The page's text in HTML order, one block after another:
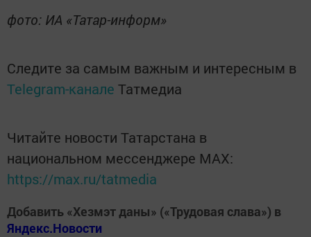
фото: ИА «Татар-информ»
Следите за самым важным и интересным в
Telegram-канале Татмедиа
Читайте новости Татарстана в
национальном мессенджере MАХ:
https://max.ru/tatmedia
Добавить «Хезмэт даны» («Трудовая слава») в
Яндекс.Новости